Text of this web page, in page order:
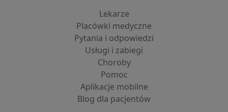
Lekarze
Placówki medyczne
Pytania i odpowiedzi
Usługi i zabiegi
Choroby
Pomoc
Aplikacje mobilne
Blog dla pacjentów